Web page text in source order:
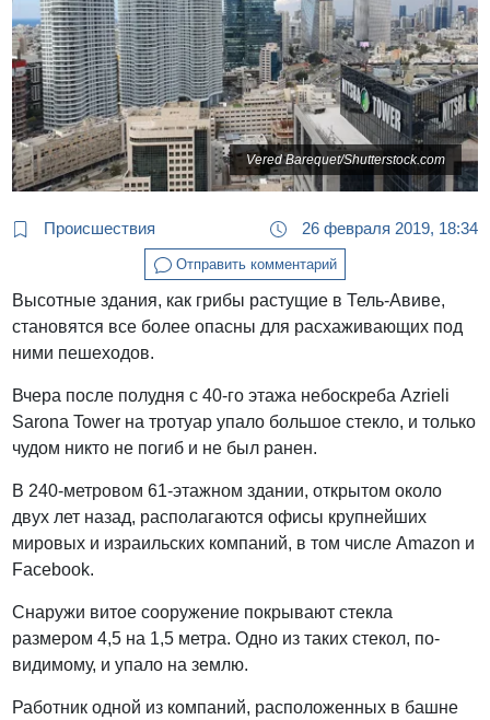
Vered Barequet/Shutterstock.com
Происшествия 26 февраля 2019, 18:34
Отправить комментарий
Высотные здания, как грибы растущие в Тель-Авиве,
становятся все более опасны для расхаживающих под
ними пешеходов.
Вчера после полудня с 40-го этажа небоскреба Azrieli
Sarona Tower на тротуар упало большое стекло, и только
чудом никто не погиб и не был ранен.
В 240-метровом 61-этажном здании, открытом около
двух лет назад, располагаются офисы крупнейших
мировых и израильских компаний, в том числе Amazon и
Facebook.
Снаружи витое сооружение покрывают стекла
размером 4,5 на 1,5 метра. Одно из таких стекол, по-
видимому, и упало на землю.
Работник одной из компаний, расположенных в башне